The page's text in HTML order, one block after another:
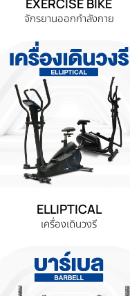
จักรยานออกกำลังกาย
ELLIPTICAL
เครื่องเดินวงรี